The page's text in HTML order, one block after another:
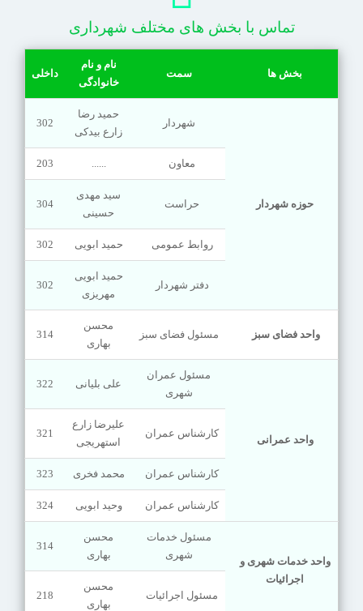
تماس با بخش های مختلف شهرداری
بخش ها سمت
نام و نام
خانوادگی
داخلی
حوزه شهردار
شهردار
حمید رضا
زارع بیدکی
302
معاون 203
حراست
سید مهدی
حسینی
304
روابط عمومی حمید ابویی 302
دفتر شهردار
حمید ابویی
مهریزی
302
واحد فضای سبز مسئول فضای سبز
محسن
بهاری
314
واحد عمرانی
مسئول عمران
شهری
علی بلیانی 322
کارشناس عمران
علیرضا زارع
استهریجی
321
کارشناس عمران محمد فخری 323
کارشناس عمران وحید ابویی 324
واحد خدمات شهری و
اجرائیات
مسئول خدمات
شهری
محسن
بهاری
314
مسئول اجرائیات
محسن
بهاری
218